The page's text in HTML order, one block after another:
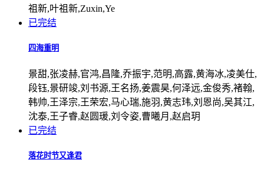
祖新,叶祖新,Zuxin,Ye
已完结
四海重明
景甜,张凌赫,官鸿,昌隆,乔振宇,范明,高露,黄海冰,凌美仕,
段钰,景研竣,刘书源,王名扬,姜震昊,何泽远,金俊秀,褚翰,
韩帅,王泽宗,王荣宏,马心瑞,施羽,黄志玮,刘恩尚,吴其江,
沈泰,王子睿,赵圆瑗,刘令姿,曹曦月,赵启玥
已完结
落花时节又逢君